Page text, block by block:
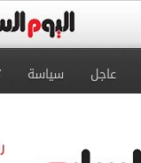
عاجل سياسة